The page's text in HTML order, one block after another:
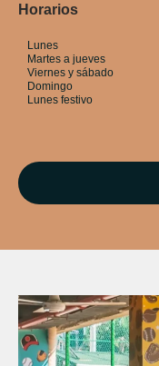
Horarios​
Lunes
Martes a jueves
Viernes y sábado
Domingo
Lunes festivo